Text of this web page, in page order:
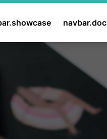
navbar.doc